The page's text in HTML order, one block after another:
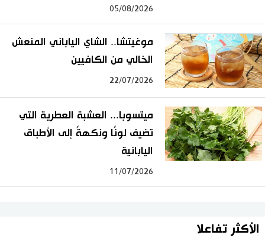
05/08/2026
موغيتشا.. الشاي الياباني المنعش
الخالي من الكافيين
22/07/2026
ميتسوبا... العشبة العطرية التي
تضيف لونًا ونكهةً إلى الأطباق
اليابانية
11/07/2026
الأكثر تفاعلا